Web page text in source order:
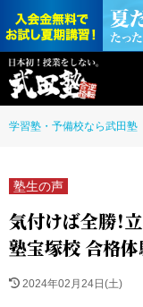
学習塾・予備校なら武田塾
塾生の声
気付けば全勝！
塾宝塚校 合格体
2024年02月24日(土)